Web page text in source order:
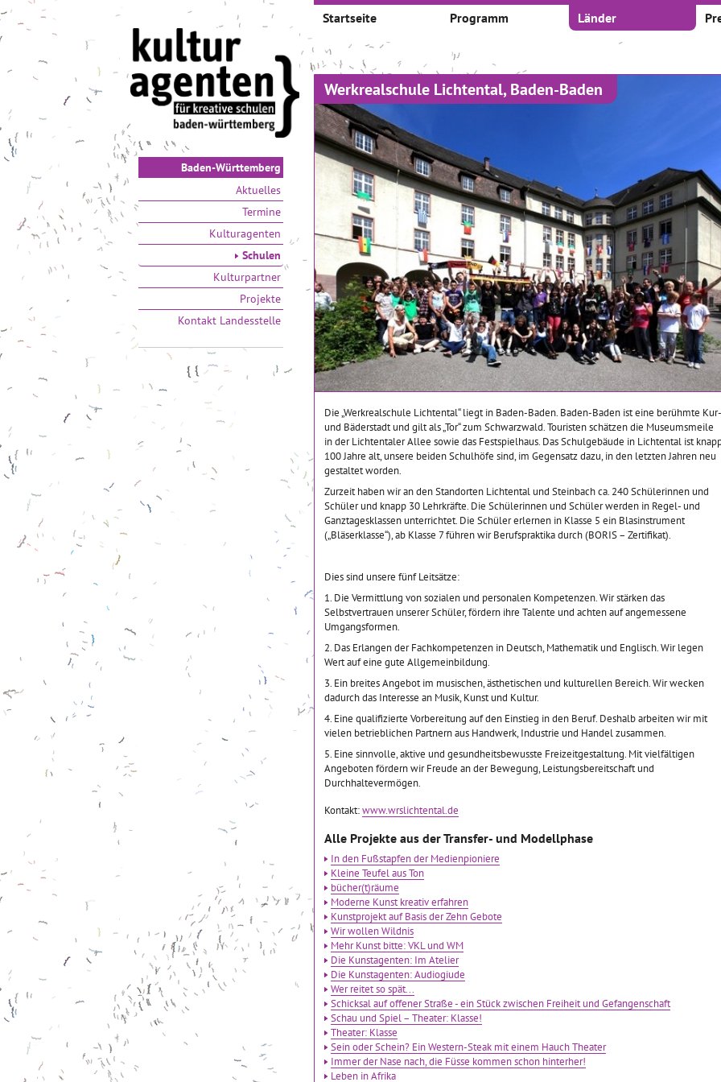
Baden-Württemberg
Aktuelles
Termine
Kulturagenten
Schulen
Kulturpartner
Projekte
Kontakt Landesstelle
Startseite Programm Länder
Werkrealschule Lichtental, Baden-Baden
Die „Werkrealschule Lichtental“ liegt in Baden-Baden. Baden-Baden ist eine berühmte Kur-
und Bäderstadt und gilt als „Tor“ zum Schwarzwald. Touristen schätzen die Museumsmeile
in der Lichtentaler Allee sowie das Festspielhaus. Das Schulgebäude in Lichtental ist
100 Jahre alt, unsere beiden Schulhöfe sind, im Gegensatz dazu, in den letzten Jahren neu
gestaltet worden.
Zurzeit haben wir an den Standorten Lichtental und Steinbach ca. 240 Schülerinnen und
Schüler und knapp 30 Lehrkräfte. Die Schülerinnen und Schüler werden in Regel- und
Ganztagesklassen unterrichtet. Die Schüler erlernen in Klasse 5 ein Blasinstrument
(„Bläserklasse“), ab Klasse 7 führen wir Berufspraktika durch (BORIS – Zertifikat).
Dies sind unsere fünf Leitsätze:
1. Die Vermittlung von sozialen und personalen Kompetenzen. Wir stärken das
Selbstvertrauen unserer Schüler, fördern ihre Talente und achten auf angemessene
Umgangsformen.
2. Das Erlangen der Fachkompetenzen in Deutsch, Mathematik und Englisch. Wir legen
Wert auf eine gute Allgemeinbildung.
3. Ein breites Angebot im musischen, ästhetischen und kulturellen Bereich. Wir wecken
dadurch das Interesse an Musik, Kunst und Kultur.
4. Eine qualifizierte Vorbereitung auf den Einstieg in den Beruf. Deshalb arbeiten wir mit
vielen betrieblichen Partnern aus Handwerk, Industrie und Handel zusammen.
5. Eine sinnvolle, aktive und gesundheitsbewusste Freizeitgestaltung. Mit vielfältigen
Angeboten fördern wir Freude an der Bewegung, Leistungsbereitschaft und
Durchhaltevermögen.
Kontakt:www.wrslichtental.de
Alle Projekte aus der Transfer- und Modellphase
In den Fußstapfen der Medienpioniere
Kleine Teufel aus Ton
bücher(t)räume
Moderne Kunst kreativ erfahren
Kunstprojekt auf Basis der Zehn Gebote
Wir wollen Wildnis
Mehr Kunst bitte: VKL und WM
Die Kunstagenten: Im Atelier
Die Kunstagenten: Audiogiude
Wer reitet so spät...
Schicksal auf offener Straße - ein Stück zwischen Freiheit und Gefangenschaft
Schau und Spiel – Theater: Klasse!
Theater: Klasse
Sein oder Schein? Ein Western-Steak mit einem Hauch Theater
Immer der Nase nach, die Füsse kommen schon hinterher!
Leben in Afrika